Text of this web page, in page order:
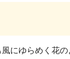
にゆらめく花